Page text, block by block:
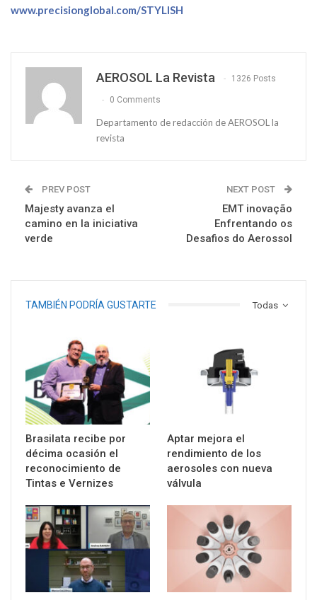
www.precisionglobal.com/STYLISH
AEROSOL La Revista 1326 Posts
0 Comments
Departamento de redacción de AEROSOL la
revista
PREV POST
Majesty avanza el
camino en la iniciativa
verde
NEXT POST
EMT inovação
Enfrentando os
Desafios do Aerossol
Todas
TAMBIÉN PODRÍA GUSTARTE
Brasilata recibe por
décima ocasión el
reconocimiento de
Tintas e Vernizes
Aptar mejora el
rendimiento de los
aerosoles con nueva
válvula